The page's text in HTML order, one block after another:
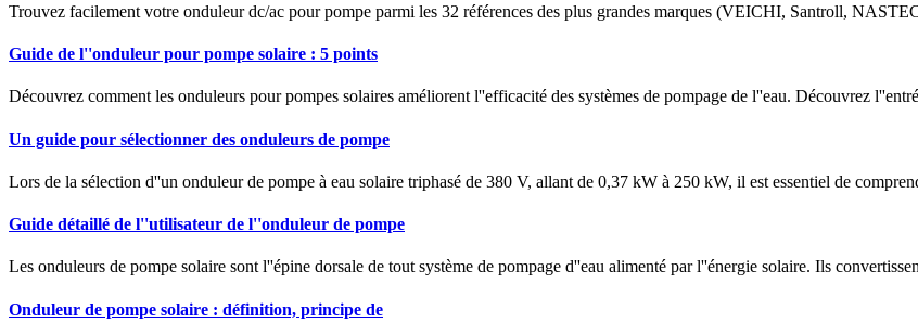
Trouvez facilement votre onduleur dc/ac pour pompe parmi les 32 références des plus grandes marques (VEICHI, Santroll,
Guide de l''onduleur pour pompe solaire : 5 points
Découvrez comment les onduleurs pour pompes solaires améliorent l''efficacité des systèmes de pompage de l''eau. Découvrez
Un guide pour sélectionner des onduleurs de pompe
Lors de la sélection d''un onduleur de pompe à eau solaire triphasé de 380 V, allant de 0,37 kW à 250 kW, il est essentiel de
Guide détaillé de l''utilisateur de l''onduleur de pompe
Les onduleurs de pompe solaire sont l''épine dorsale de tout système de pompage d''eau alimenté par l''énergie solaire. Ils
Onduleur de pompe solaire : définition, principe de